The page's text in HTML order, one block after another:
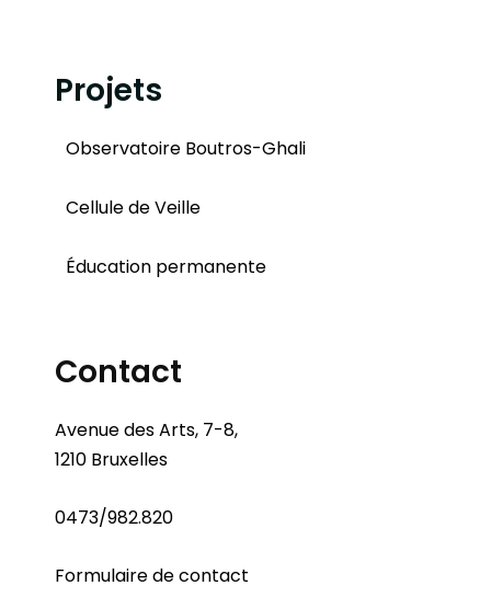
Projets
Observatoire Boutros-Ghali
Cellule de Veille
Éducation permanente
Contact
Avenue des Arts, 7-8,
1210 Bruxelles
0473/982.820
Formulaire de contact